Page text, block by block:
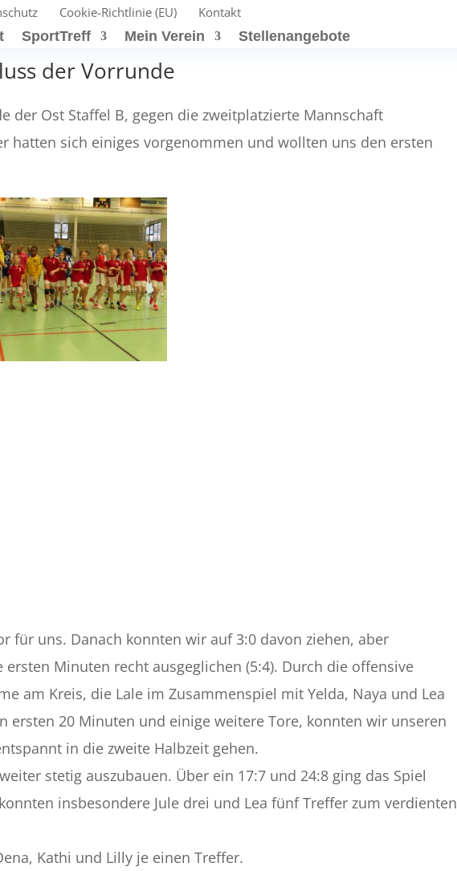
Cookie-Richtlinie (EU)
Kontakt
SportTreff Mein Verein Stellenangebote
der Vorrunde
der Ost Staffel B, gegen die zweitplatzierte Mannschaft
hatten sich einiges vorgenommen und wollten uns den ersten
für uns. Danach konnten wir auf 3:0 davon ziehen, aber
Minuten recht ausgeglichen (5:4). Durch die offensive
am Kreis, die Lale im Zusammenspiel mit Yelda, Naya und Lea
ersten 20 Minuten und einige weitere Tore, konnten wir unseren
in die zweite Halbzeit gehen.
stetig auszubauen. Über ein 17:7 und 24:8 ging das Spiel
insbesondere Jule drei und Lea fünf Treffer zum verdienten
Kathi und Lilly je einen Treffer.